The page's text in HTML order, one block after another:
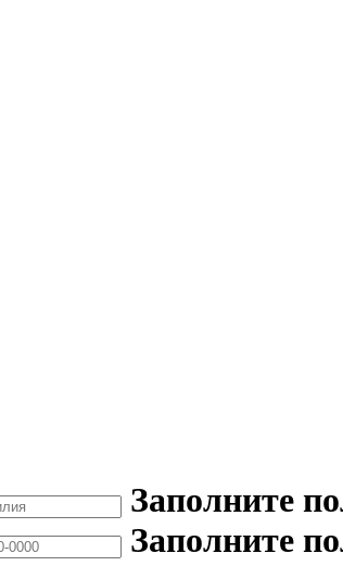
Заполните
Заполните